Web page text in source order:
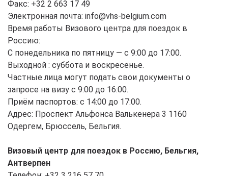
Факс: +32 2 663 17 49
Электронная почта: info@vhs-belgium.com
Время работы Визового центра для поездок в
Россию:
С понедельника по пятницу — с 9:00 до 17:00.
Выходной : суббота и воскресенье.
Частные лица могут подать свои документы о
запросе на визу с 9:00 до 16:00.
Приём паспортов: с 14:00 до 17:00.
Адрес: Проспект Альфонса Валькенера 3 1160
Одергем, Брюссель, Бельгия.
Визовый центр для поездок в Россию, Бельгия,
Антверпен